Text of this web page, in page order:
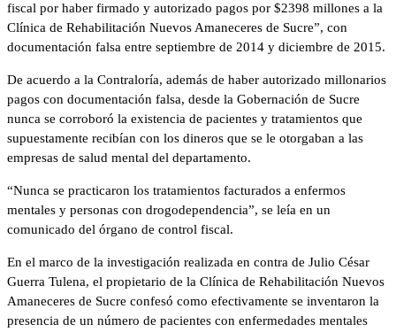
fiscal por haber firmado y autorizado pagos por $2398 millones a la
Clínica de Rehabilitación Nuevos Amaneceres de Sucre”, con
documentación falsa entre septiembre de 2014 y diciembre de 2015.
De acuerdo a la Contraloría, además de haber autorizado millonarios
pagos con documentación falsa, desde la Gobernación de Sucre
nunca se corroboró la existencia de pacientes y tratamientos que
supuestamente recibían con los dineros que se le otorgaban a las
empresas de salud mental del departamento.
“Nunca se practicaron los tratamientos facturados a enfermos
mentales y personas con drogodependencia”, se leía en un
comunicado del órgano de control fiscal.
En el marco de la investigación realizada en contra de Julio César
Guerra Tulena, el propietario de la Clínica de Rehabilitación Nuevos
Amaneceres de Sucre confesó como efectivamente se inventaron la
presencia de un número de pacientes con enfermedades mentales